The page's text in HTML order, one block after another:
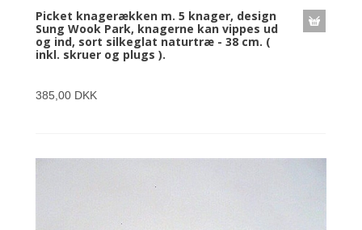
Picket knagerækken m. 5 knager, design
Sung Wook Park, knagerne kan vippes ud
og ind, sort silkeglat naturtræ - 38 cm. (
inkl. skruer og plugs ).
385,00 DKK